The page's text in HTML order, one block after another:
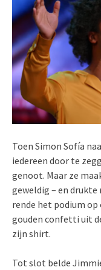
Toen Simon Sofía
iedereen door te
genoot. Maar ze
geweldig – en drukte
rende het podium
gouden confetti uit
zijn shirt.
Tot slot belde